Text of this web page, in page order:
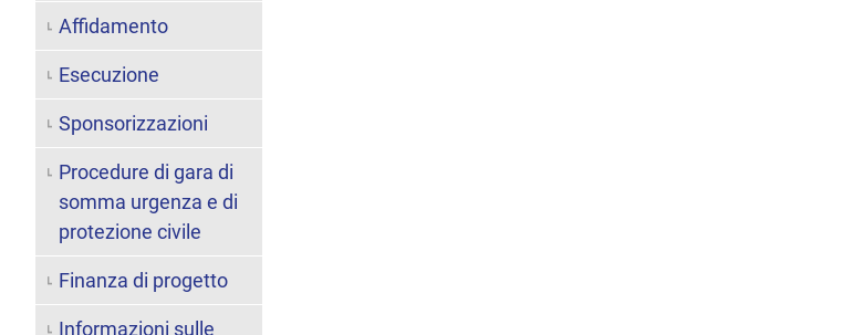
Affidamento
Esecuzione
Sponsorizzazioni
Procedure di gara di
somma urgenza e di
protezione civile
Finanza di progetto
Informazioni sulle